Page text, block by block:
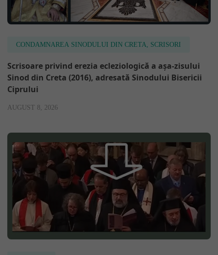
CONDAMNAREA SINODULUI DIN CRETA SCRISORI
Scrisoare privind erezia ecleziologică a așa-zisului
Sinod din Creta (2016), adresată Sinodului Bisericii
Ciprului
AUGUST 8, 2026